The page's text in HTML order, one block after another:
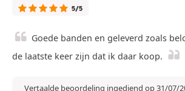
5/5
Goede banden en geleverd zoals
de laatste keer zijn dat ik daar koop.
Vertaalde beoordeling ingediend op 31/07/